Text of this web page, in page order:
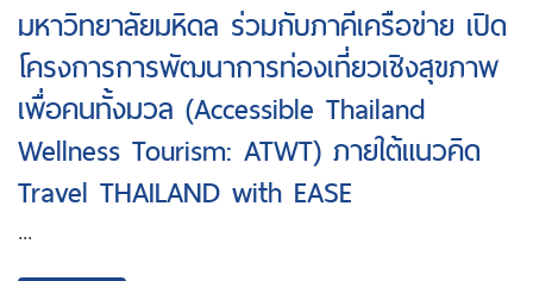
มหาวิทยาลัยมหิดล ร่วมกับภาคีเครือข่าย เปิด
โครงการการพัฒนาการท่องเที่ยวเชิงสุขภาพ
เพื่อคนทั้งมวล (Accessible Thailand
Wellness Tourism: ATWT) ภายใต้แนวคิด
Travel THAILAND with EASE
...